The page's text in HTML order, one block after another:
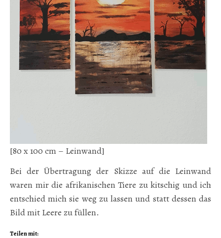
[80 x 100 cm – Leinwand]
Bei der Übertragung der Skizze auf die Leinwand
waren mir die afrikanischen Tiere zu kitschig und ich
entschied mich sie weg zu lassen und statt dessen das
Bild mit Leere zu füllen.
Teilen mit: